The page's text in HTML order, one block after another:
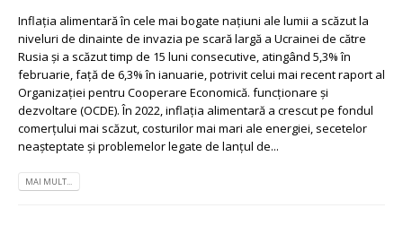
Inflația alimentară în cele mai bogate națiuni ale lumii a scăzut la
niveluri de dinainte de invazia pe scară largă a Ucrainei de către
Rusia și a scăzut timp de 15 luni consecutive, atingând 5,3% în
februarie, față de 6,3% în ianuarie, potrivit celui mai recent raport al
Organizației pentru Cooperare Economică. funcţionare şi
dezvoltare (OCDE). În 2022, inflația alimentară a crescut pe fondul
comerțului mai scăzut, costurilor mai mari ale energiei, secetelor
neașteptate și problemelor legate de lanțul de...
MAI MULT...